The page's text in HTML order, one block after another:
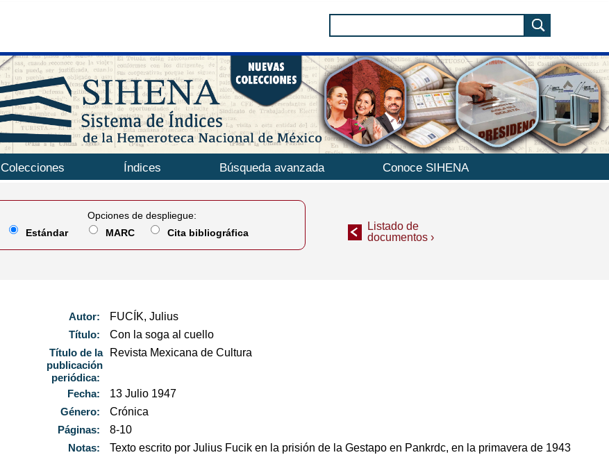
Colecciones Índices Búsqueda avanzada Conoce SIHENA
Listado de
documentos ›
Opciones de despliegue:
Estándar
MARC Cita bibliográfica
Autor:
FUCÍK, Julius
Título:
Con la soga al cuello
Título de la
publicación
periódica:
Revista Mexicana de Cultura
Fecha:
13 Julio 1947
Género:
Crónica
Páginas:
8-10
Notas:
Texto escrito por Julius Fucik en la prisión de la Gestapo en Pankrdc, en la primavera de 1943